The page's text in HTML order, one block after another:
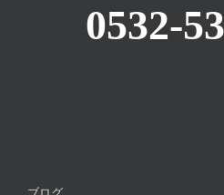
0532-